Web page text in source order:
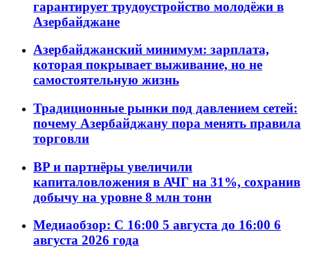
гарантирует трудоустройство молодёжи в
Азербайджане
Азербайджанский минимум: зарплата,
которая покрывает выживание, но не
самостоятельную жизнь
Традиционные рынки под давлением сетей:
почему Азербайджану пора менять правила
торговли
BP и партнёры увеличили
капиталовложения в АЧГ на 31%, сохранив
добычу на уровне 8 млн тонн
Медиаобзор: С 16:00 5 августа до 16:00 6
августа 2026 года